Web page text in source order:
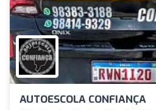
AUTOESCOLA CONFIANÇA